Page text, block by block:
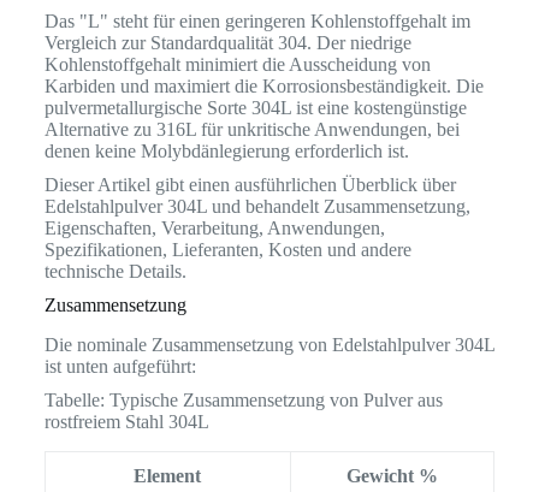
Das "L" steht für einen geringeren Kohlenstoffgehalt im
Vergleich zur Standardqualität 304. Der niedrige
Kohlenstoffgehalt minimiert die Ausscheidung von
Karbiden und maximiert die Korrosionsbeständigkeit. Die
pulvermetallurgische Sorte 304L ist eine kostengünstige
Alternative zu 316L für unkritische Anwendungen, bei
denen keine Molybdänlegierung erforderlich ist.
Dieser Artikel gibt einen ausführlichen Überblick über
Edelstahlpulver 304L und behandelt Zusammensetzung,
Eigenschaften, Verarbeitung, Anwendungen,
Spezifikationen, Lieferanten, Kosten und andere
technische Details.
Zusammensetzung
Die nominale Zusammensetzung von Edelstahlpulver 304L
ist unten aufgeführt:
Tabelle: Typische Zusammensetzung von Pulver aus
rostfreiem Stahl 304L
Element Gewicht %